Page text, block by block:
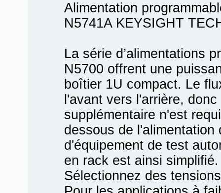
Alimentation
N5741A KEYSIGHT
La série d’alimentations
N5700 offrent une
boîtier 1U compact. Le
l'avant vers l'arrière,
supplémentaire n'est
dessous de l'alimentation
d'équipement de test
en rack est ainsi simplifié.
Sélectionnez des